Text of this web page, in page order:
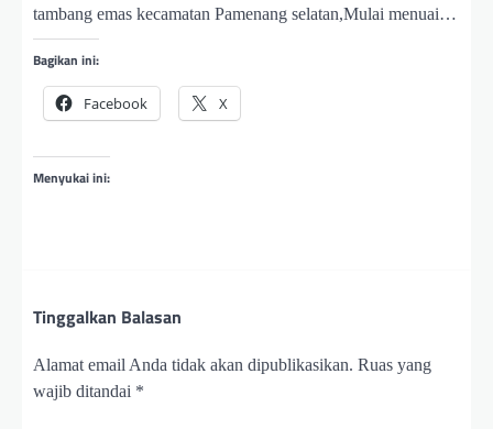
tambang emas kecamatan Pamenang selatan,Mulai menuai…
Bagikan ini:
Facebook X
Menyukai ini:
Tinggalkan Balasan
Alamat email Anda tidak akan dipublikasikan. Ruas yang
wajib ditandai *